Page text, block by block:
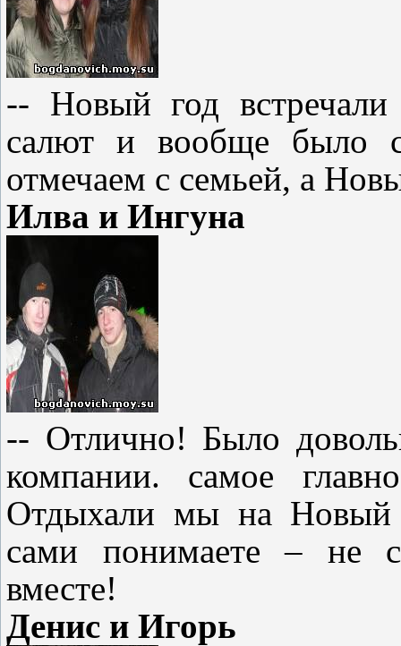
-- Новый год встречали
салют и вообще было
отмечаем с семьей, а
Илва и Ингуна
-- Отлично! Было
компании. самое
Отдыхали мы на Новый
сами понимаете – не
вместе!
Денис и Игорь